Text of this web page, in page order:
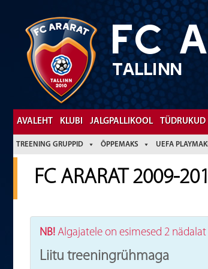
FC
TALLINN
AVALEHT KLUBI JALGPALLIKOOL TÜDRUKUD
TREENING GRUPPID ÕPPEMAKS UEFA
FC ARARAT 2009-
NB! Algajatele on esimesed 2
Liitu treeningrühmaga